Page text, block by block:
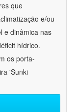
que
e/ou
e dinâmica nas
hídrico.
os porta-
'Sunki